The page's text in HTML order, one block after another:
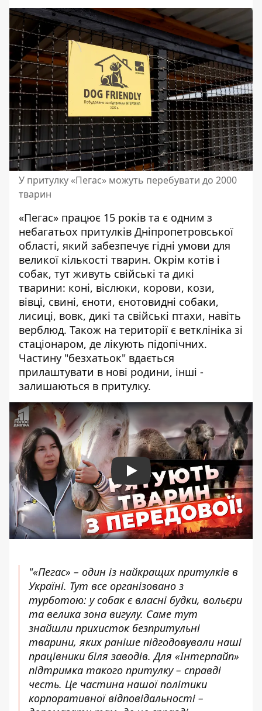
У притулку «Пегас» можуть перебувати до 2000
тварин
«Пегас» працює 15 років та є одним з
небагатьох притулків Дніпропетровської
області, який забезпечує гідні умови для
великої кількості тварин. Окрім котів і
собак, тут живуть свійські та дикі
тварини: коні, віслюки, корови, кози,
вівці, свині, єноти, єнотовидні собаки,
лисиці, вовк, дикі та свійські птахи, навіть
верблюд. Також на території є ветклініка зі
стаціонаром, де лікують підопічних.
Частину "безхатьок" вдається
прилаштувати в нові родини, інші -
залишаються в притулку.
Play
"«Пегас» – один із найкращих притулків в
Україні. Тут все організовано з
турботою: у собак є власні будки, вольєри
та велика зона вигулу. Саме тут
знайшли прихисток безпритульні
тварини, яких раніше підгодовували наші
працівники біля заводів. Для «Інтерпайп»
підтримка такого притулку – справді
честь. Це частина нашої політики
корпоративної відповідальності –